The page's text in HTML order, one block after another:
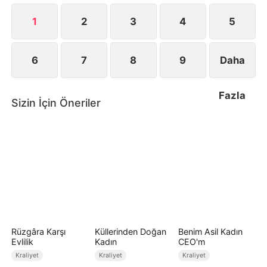
1 2 3 4 5
6 7 8 9 Daha
Fazla
Sizin İçin Öneriler
Rüzgâra Karşı
Evlilik
Kraliyet
Küllerinden Doğan
Kadın
Kraliyet
Benim Asil Kadın
CEO'm
Kraliyet